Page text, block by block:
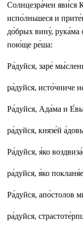
Солнцезра́чен яви́ся
испо́лньшеся и
до́брых вину́,
пою́ще ре́ша:
Ра́дуйся, заре́
ра́дуйся, исто́чниче
Ра́дуйся, Ада́ма и
ра́дуйся, князе́й
Ра́дуйся, я́ко
ра́дуйся, я́ко
Ра́дуйся, апо́столов
ра́дуйся,